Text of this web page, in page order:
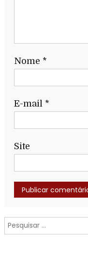
Nome *
E-mail *
Site